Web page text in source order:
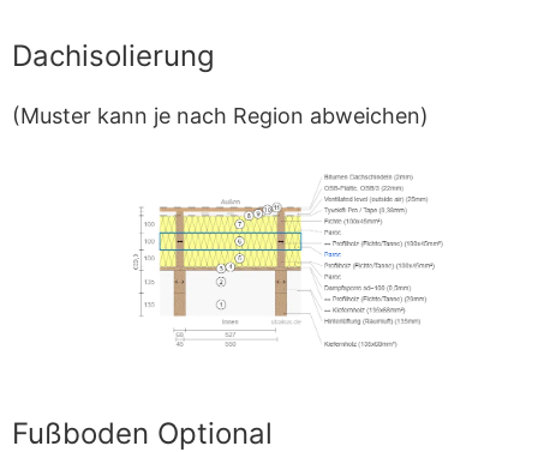
Dachisolierung
(Muster kann je nach Region abweichen)
Fußboden Optional